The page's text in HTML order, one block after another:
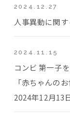
2024.12.27
人事異動に関
2024.11.15
コンビ 第一子
「赤ちゃんの
2024年12月13